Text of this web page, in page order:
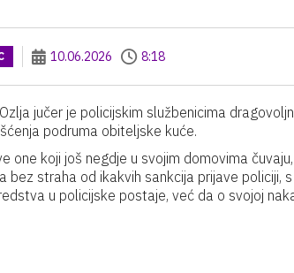
10.06.2026 8:18
jučer je policijskim službenicima
podruma obiteljske kuće.
one koji još negdje u svojim domovima
bez straha od ikakvih sankcija prijave policiji,
u policijske postaje, već da o svojoj